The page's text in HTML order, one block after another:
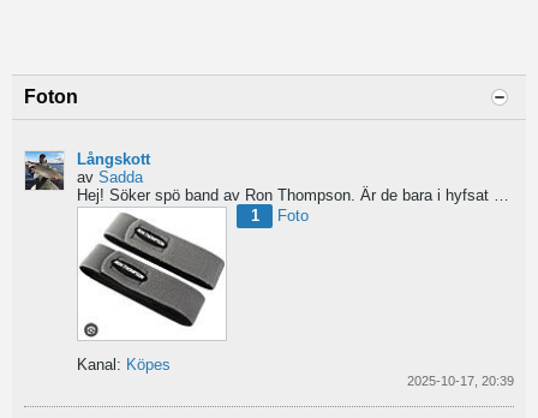
Foton
Långskott
av Sadda
Hej! Söker spö band av Ron Thompson. Är de bara i hyfsat skick så köper jag gärna ett par....
1
Foto
Kanal: Köpes
2025-10-17, 20:39